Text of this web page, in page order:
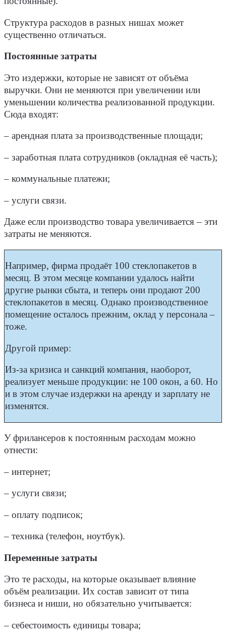
Структура расходов в разных нишах может
существенно отличаться.
Постоянные затраты
Это издержки, которые не зависят от объёма
выручки. Они не меняются при увеличении или
уменьшении количества реализованной продукции.
Сюда входят:
– арендная плата за производственные площади;
– заработная плата сотрудников (окладная её часть);
– коммунальные платежи;
– услуги связи.
Даже если производство товара увеличивается – эти
затраты не меняются.
Например, фирма продаёт 100 стеклопакетов в
месяц. В этом месяце компании удалось найти
другие рынки сбыта, и теперь они продают 200
стеклопакетов в месяц. Однако производственное
помещение осталось прежним, оклад у персонала –
тоже.
Другой пример:
Из-за кризиса и санкций компания, наоборот,
реализует меньше продукции: не 100 окон, а 60. Но
и в этом случае издержки на аренду и зарплату не
изменятся.
У фрилансеров к постоянным расходам можно
отнести:
– интернет;
– услуги связи;
– оплату подписок;
– техника (телефон, ноутбук).
Переменные затраты
Это те расходы, на которые оказывает влияние
объём реализации. Их состав зависит от типа
бизнеса и ниши, но обязательно учитывается:
– себестоимость единицы товара;